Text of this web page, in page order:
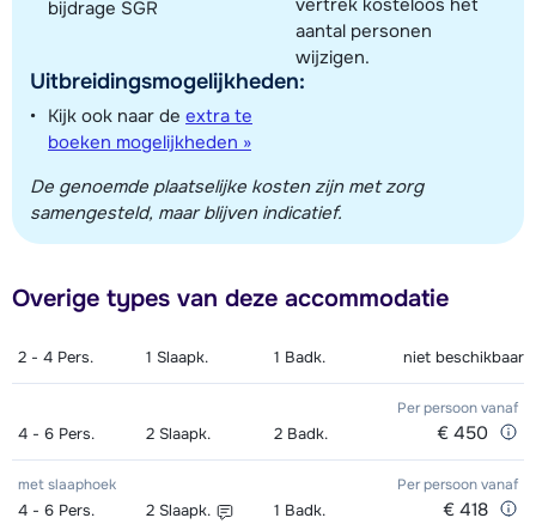
bijdrage SGR
Uitbreidingsmogelijkheden:
Kijk ook naar de extra te
boeken mogelijkheden »
aantal personen
wijzigen.
De genoemde plaatselijke kosten zijn met zorg
samengesteld, maar blijven indicatief.
Overige types van deze accommodatie
2 - 4 Pers. 1 Slaapk. 1 Badk. niet beschikbaar
Per persoonvanaf
4 - 6 Pers. 2 Slaapk. 2 Badk. € 450
met slaaphoek Per persoonvanaf
4 - 6 Pers. 2 Slaapk. 1 Badk. € 418